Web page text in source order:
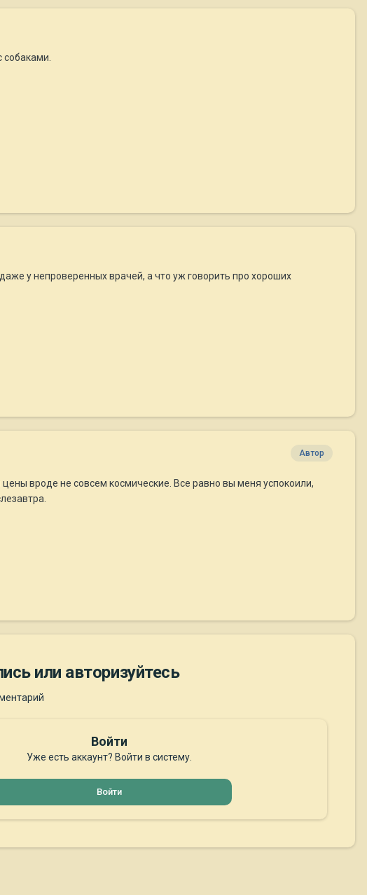
у непроверенных врачей, а что уж говорить про хороших
Автор
вроде не совсем космические. Все равно вы меня успокоили,
или авторизуйтесь
Войти
Уже есть аккаунт? Войти в систему.
Войти